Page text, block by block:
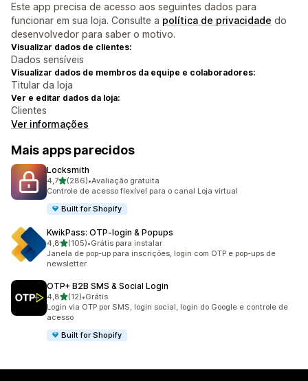
Este app precisa de acesso aos seguintes dados para
funcionar em sua loja. Consulte a política de privacidade do
desenvolvedor para saber o motivo.
Visualizar dados de clientes:
Dados sensíveis
Visualizar dados de membros da equipe e colaboradores:
Titular da loja
Ver e editar dados da loja:
Clientes
Ver informações
Mais apps parecidos
Locksmith
4,7de 5 estrelas
(286)
286 avaliações ao todo
•Avaliação gratuita
Controle de acesso flexível para o canal Loja virtual
Built for Shopify
KwikPass: OTP‑login & Popups
4,8de 5 estrelas
(105)
105 avaliações ao todo
•Grátis para instalar
Janela de pop-up para inscrições, login com OTP e pop-ups de
newsletter
OTP+ B2B SMS & Social Login
4,8de 5 estrelas
(12)
12 avaliações ao todo
•Grátis
Login via OTP por SMS, login social, login do Google e controle de
acesso
Built for Shopify